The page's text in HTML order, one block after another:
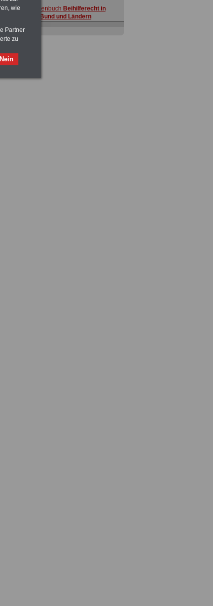
wie
Partner
zu
Nein